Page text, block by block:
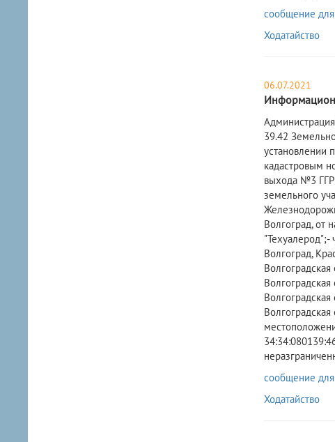
сообщение для
Ходатайство
06.07.2021
39.42
установлении
кадастровым
выхода №3
земельного
Волгоград, от
"Техуалерод";-
Волгоград,
сообщение для
Ходатайство